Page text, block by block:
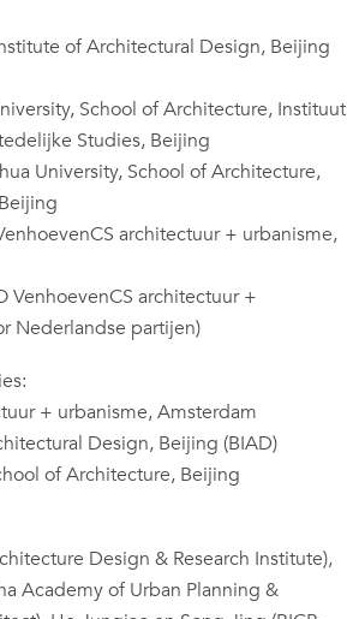
of Architectural Design, Beijing
School of Architecture, Instituut
Studies, Beijing
University, School of Architecture,
architectuur + urbanisme,
VenhoevenCS architectuur +
Nederlandse partijen)
+ urbanisme, Amsterdam
Design, Beijing (BIAD)
of Architecture, Beijing
Design & Research Institute),
Academy of Urban Planning &